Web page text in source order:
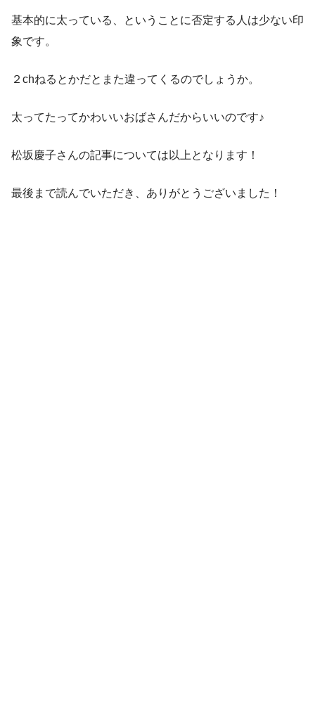
基本的に太っている、ということに否定する人は少ない印
象です。
２chねるとかだとまた違ってくるのでしょうか。
太ってたってかわいいおばさんだからいいのです♪
松坂慶子さんの記事については以上となります！
最後まで読んでいただき、ありがとうございました！